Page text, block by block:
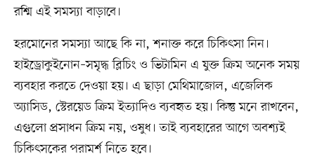
রশ্মি এই সমস্যা বাড়াবে।
হরমোনের সমস্যা আছে কি না, শনাক্ত করে চিকিৎসা নিন।
হাইড্রোকুইনোন–সমৃদ্ধ ব্লিচিং ও ভিটামিন এ যুক্ত ক্রিম অনেক সময়
ব্যবহার করতে দেওয়া হয়। এ ছাড়া মেথিমাজোল, এজেলিক
অ্যাসিড, স্টেরয়েড ক্রিম ইত্যাদিও ব্যবহৃত হয়। কিন্তু মনে রাখবেন,
এগুলো প্রসাধন ক্রিম নয়, ওষুধ। তাই ব্যবহারের আগে অবশ্যই
চিকিৎসকের পরামর্শ নিতে হবে।